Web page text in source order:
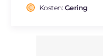
Cholesterin
Kosten:Gering